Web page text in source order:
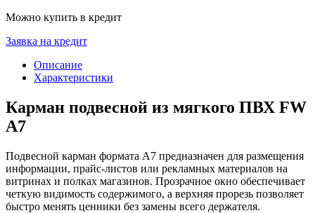
Можно купить в кредит
Заявка на кредит
Описание
Характеристики
Карман подвесной из мягкого ПВХ FW
А7
Подвесной карман формата А7 предназначен для размещения
информации, прайс-листов или рекламных материалов на
витринах и полках магазинов. Прозрачное окно обеспечивает
четкую видимость содержимого, а верхняя прорезь позволяет
быстро менять ценники без замены всего держателя.